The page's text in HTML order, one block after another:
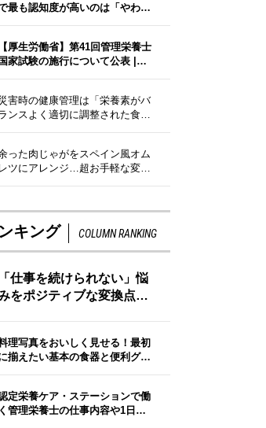
最も認知度が高いのは「やわ…
【厚生労働省】第41回管理栄養士
家試験の施行について公表 |…
害時の健康管理は「栄養素がバ
ンスよく適切に調整された食…
った肉じゃがをスペイン風オム
レツにアレンジ…超お手軽な変…
キング COLUMN RANKING
「仕事を続けられない」悩
をポジティブな変換点…
理写真をおいしく見せる！最初
揃えたい基本の食器と便利グ…
定栄養ケア・ステーションで働
く管理栄養士の仕事内容や1日…